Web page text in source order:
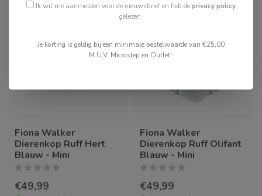
Fiona Walker
Dierenkop Ruff Hert
Blauw - Mini
€49,99
Fiona Walker
Dierenkop Ruff Olifant
Blauw - Mini
€49,99
Ik wil me aanmelden voor de nieuwsbrief en heb deprivacy policy
gelezen.
Je korting is geldig bij een minimale bestelwaarde van €25,00
M.U.V. Microstep en Outlet!